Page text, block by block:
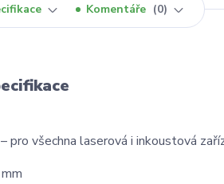
Komentáře 0
pro všechna laserová i inkoustová